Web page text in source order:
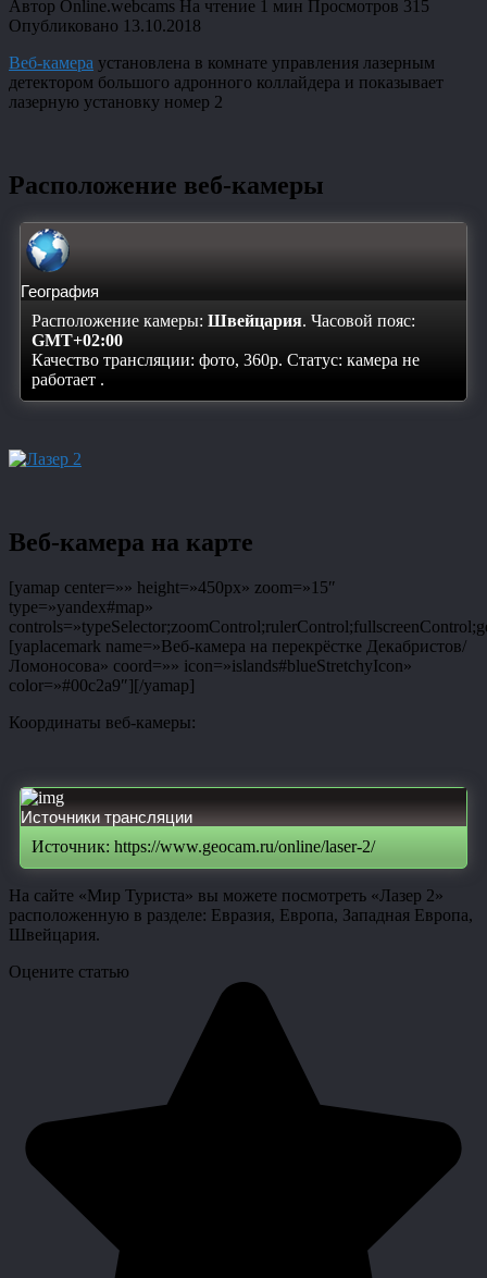
Автор Online.webcams На чтение 1 мин Просмотров 315
Опубликовано 13.10.2018
Веб-камера установлена в комнате управления лазерным
детектором большого адронного коллайдера и показывает
лазерную установку номер 2
Расположение веб-камеры
География
Расположение камеры: Швейцария. Часовой пояс:
GMT+02:00
Качество трансляции: фото, 360p. Статус: камера не
работает .
Веб-камера на карте
[yamap center=»» height=»450px» zoom=»15″
type=»yandex#map»
[yaplacemark name=»Веб-камера на перекрёстке Декабристов/
Ломоносова» coord=»» icon=»islands#blueStretchyIcon»
color=»#00c2a9″][/yamap]
Координаты веб-камеры:
Источники трансляции
Источник: https://www.geocam.ru/online/laser-2/
На сайте «Мир Туриста» вы можете посмотреть «Лазер 2»
расположенную в разделе: Евразия, Европа, Западная Европа,
Швейцария.
Оцените статью